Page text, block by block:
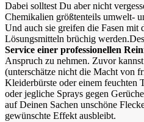
Dabei solltest Du aber nicht
Chemikalien größtenteils umwelt-
Und auch sie greifen die Fasen mit
Lösungsmitteln brüchig
Service einer professionellen
Anspruch zu nehmen. Zuvor
(unterschätze nicht die Macht von
Kleiderbürste oder einem feuchten
oder jegliche Sprays gegen
auf Deinen Sachen unschöne
gewünschte Effekt ausbleibt.